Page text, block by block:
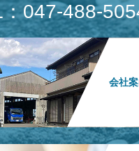
047-488-
会社